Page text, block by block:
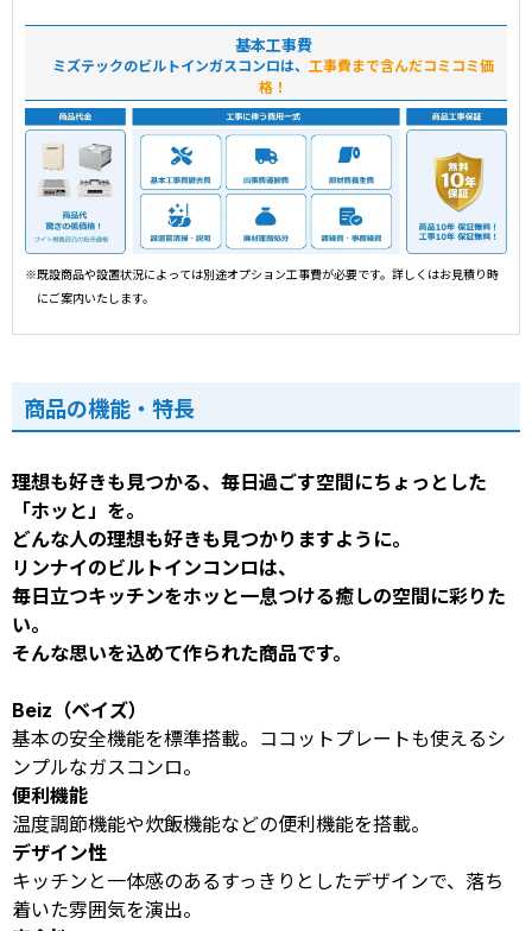
基本工事費
ミズテックのビルトインガスコンロは、 工事費まで含んだコミコミ価
格！
※既設商品や設置状況によっては別途オプション工事費が必要です。詳しくはお見積り時
にご案内いたします。
商品の機能・特長
理想も好きも見つかる、毎日過ごす空間にちょっとした
「ホッと」を。
どんな人の理想も好きも見つかりますように。
リンナイのビルトインコンロは、
毎日立つキッチンをホッと一息つける癒しの空間に彩りた
い。
そんな思いを込めて作られた商品です。
Beiz（ベイズ）
基本の安全機能を標準搭載。ココットプレートも使えるシ
ンプルなガスコンロ。
便利機能
温度調節機能や炊飯機能などの便利機能を搭載。
デザイン性
キッチンと一体感のあるすっきりとしたデザインで、落ち
着いた雰囲気を演出。